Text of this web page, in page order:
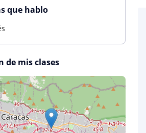
que hablo
de mis clases